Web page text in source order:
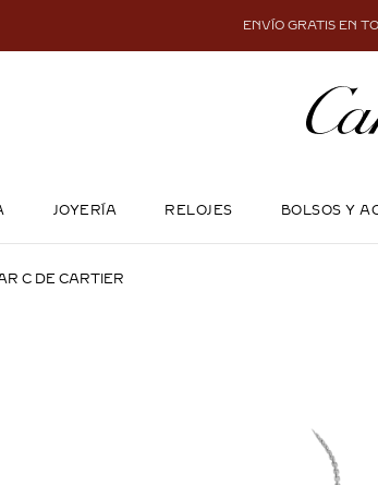
ENVÍO GRATIS EN
JOYERÍA RELOJES BOLSOS Y
C DE CARTIER